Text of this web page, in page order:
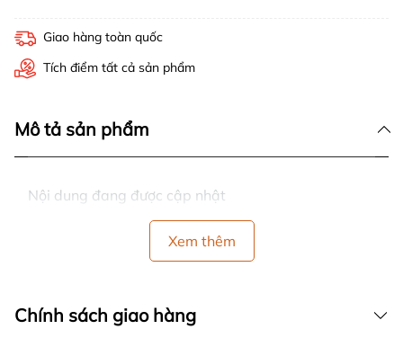
Giao hàng toàn quốc
Tích điểm tất cả sản phẩm
Mô tả sản phẩm
Nội dung đang được cập nhật
Xem thêm
Chính sách giao hàng